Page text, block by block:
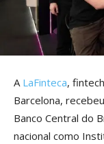
A LaFinteca,
Barcelona,
Banco Central do
nacional como